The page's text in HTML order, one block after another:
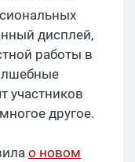
дисплей,
работы в
участников
другое.
о новом